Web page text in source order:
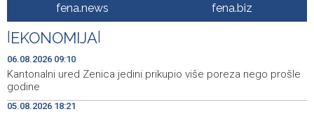
EUFOR izveo vježbu nedaleko od Foče, uoči vježbe 'Brzi
odgovor 2026'
09:10
Kantonalni ured Zenica jedini prikupio više poreza nego
prošle godine
09:09
fena.news fena.biz
EKONOMIJA
06.08.2026 09:10
Kantonalni ured Zenica jedini prikupio više poreza nego prošle
godine
05.08.2026 18:21